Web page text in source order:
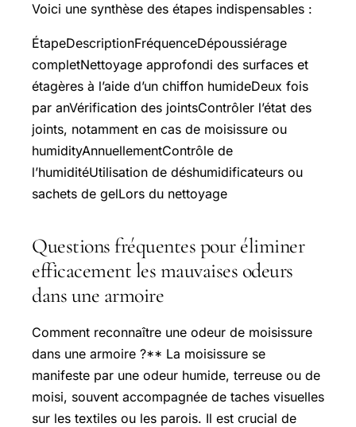
Voici une synthèse des étapes indispensables :
ÉtapeDescriptionFréquenceDépoussiérage
completNettoyage approfondi des surfaces et
étagères à l’aide d’un chiffon humideDeux fois
par anVérification des jointsContrôler l’état des
joints, notamment en cas de moisissure ou
humidityAnnuellementContrôle de
l’humiditéUtilisation de déshumidificateurs ou
sachets de gelLors du nettoyage
Questions fréquentes pour éliminer
efficacement les mauvaises odeurs
dans une armoire
Comment reconnaître une odeur de moisissure
dans une armoire ?** La moisissure se
manifeste par une odeur humide, terreuse ou de
moisi, souvent accompagnée de taches visuelles
sur les textiles ou les parois. Il est crucial de